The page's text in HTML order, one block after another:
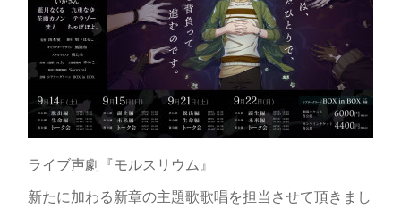
ライブ声劇『モルスリウム』
新たに加わる新章の主題歌歌唱を担当させて頂きまし